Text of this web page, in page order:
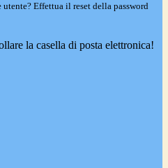
Effettua il reset della password
la casella di posta elettronica!